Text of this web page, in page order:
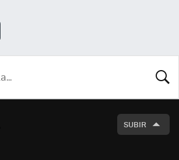
SUBIR